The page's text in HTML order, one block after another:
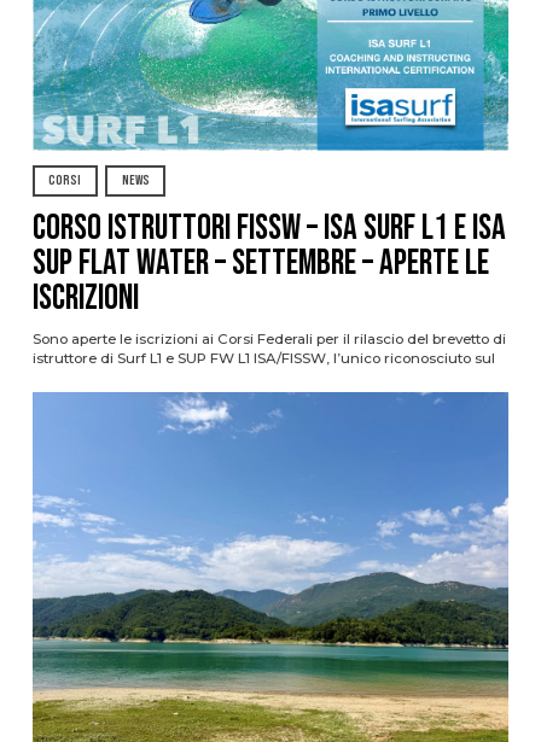
CORSI NEWS
CORSO ISTRUTTORI FISSW – ISA SURF L1 e ISA
SUP Flat Water – SETTEMBRE – APERTE LE
ISCRIZIONI
Sono aperte le iscrizioni ai Corsi Federali per il rilascio del brevetto di
istruttore di Surf L1 e SUP FW L1 ISA/FISSW, l’unico riconosciuto sul